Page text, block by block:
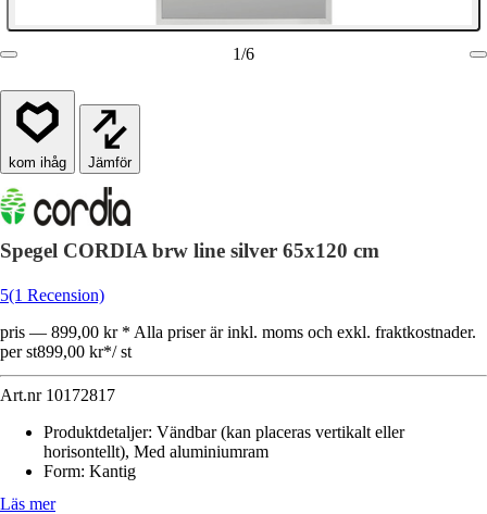
1/6
Jämför
Spegel CORDIA brw line silver 65x120 cm
5(1 Recension)
pris — 899,00 kr * Alla priser är inkl. moms och exkl. fraktkostnader.
per st899,00 kr*/ st
Art.nr 10172817
Produktdetaljer: Vändbar (kan placeras vertikalt eller
horisontellt), Med aluminiumram
Form: Kantig
Läs mer